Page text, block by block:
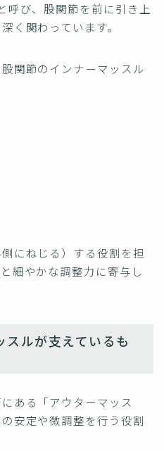
呼び、股関節を前に引き上
く関わっています。
関節のインナーマッスル
にねじる）する役割を担
細やかな調整力に寄与し
ルが支えているも
ある「アウターマッス
安定や微調整を行う役割